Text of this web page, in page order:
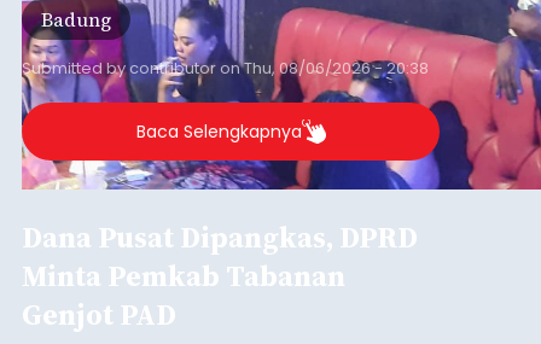
Badung
Submitted bycontributoronThu, 08/06/2026 - 20:38
Baca Selengkapnya
Dana Pusat Dipangkas, DPRD
Minta Pemkab Tabanan
Genjot PAD